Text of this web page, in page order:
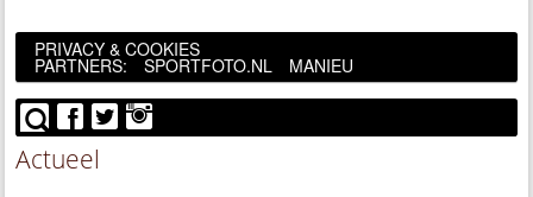
PRIVACY & COOKIES
PARTNERS: SPORTFOTO.NL MANIEU
Actueel